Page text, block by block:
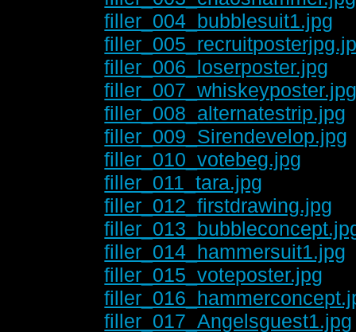
filler_004_bubblesuit1.jpg
filler_006_loserposter.jpg
filler_008_alternatestrip.jpg
filler_009_Sirendevelop.jpg
filler_010_votebeg.jpg
filler_011_tara.jpg
filler_012_firstdrawing.jpg
filler_014_hammersuit1.jpg
filler_015_voteposter.jpg
filler_017_Angelsguest1.jpg